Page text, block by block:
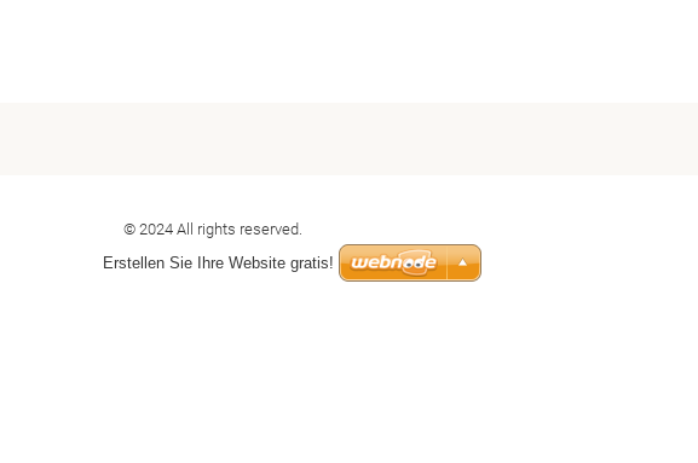
© 2024 All rights reserved.
Erstellen Sie Ihre Website gratis!